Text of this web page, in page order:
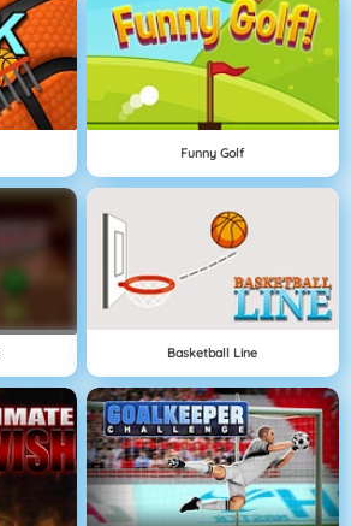
Funny Golf
Basketball Line